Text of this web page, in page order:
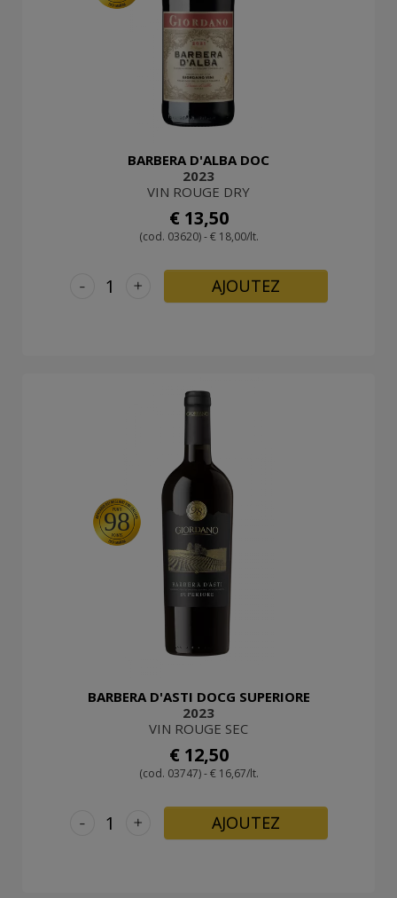
BARBERA D'ALBA DOC
2023
VIN ROUGE DRY
€ 13,50
(cod. 03620) - € 18,00/lt.
+
- AJOUTEZ
98
BARBERA D'ASTI DOCG SUPERIORE
2023
VIN ROUGE SEC
€ 12,50
(cod. 03747) - € 16,67/lt.
+
- AJOUTEZ